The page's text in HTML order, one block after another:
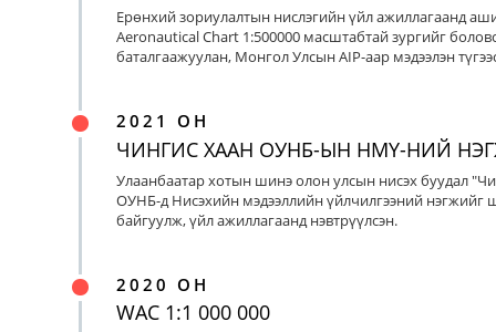
Ерөнхий зориулалтын нислэгийн үйл ажиллагаанд
Aeronautical Chart 1:500000 масштабтай зургийг
баталгаажуулан, Монгол Улсын AIP-аар мэдээлэн
2021 ОН
ЧИНГИС ХААН ОУНБ-ЫН НМҮ-НИЙ
Улаанбаатар хотын шинэ олон улсын нисэх буудал
ОУНБ-д Нисэхийн мэдээллийн үйлчилгээний нэгжийг
байгуулж, үйл ажиллагаанд нэвтрүүлсэн.
2020 ОН
WAC 1:1 000 000